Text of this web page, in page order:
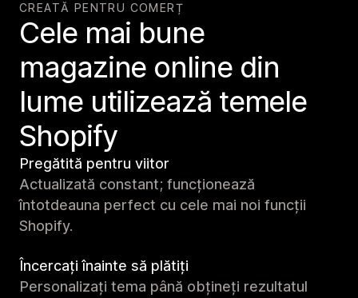
CREATĂ PENTRU COMERȚ
Cele mai bune
magazine online din
lume utilizează temele
Shopify
Pregătită pentru viitor
Actualizată constant; funcționează
întotdeauna perfect cu cele mai noi funcții
Shopify.
Încercați înainte să plătiți
Personalizați tema până obțineți rezultatul